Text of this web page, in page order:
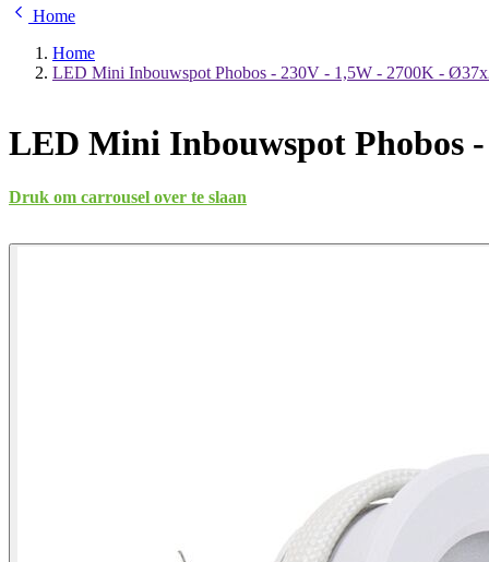
Home
Home
LED Mini Inbouwspot Phobos - 230V - 1,5W - 2700K -
LED Mini Inbouwspot Phobos
Druk om carrousel over te slaan